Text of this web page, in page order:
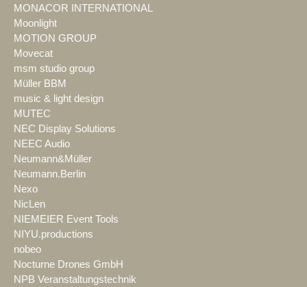
MONACOR INTERNATIONAL
Moonlight
MOTION GROUP
Movecat
msm studio group
Müller BBM
music & light design
MUTEC
NEC Display Solutions
NEEC Audio
Neumann&Müller
Neumann.Berlin
Nexo
NicLen
NIEMEIER Event Tools
NIYU.productions
nobeo
Nocturne Drones GmbH
NPB Veranstaltungstechnik